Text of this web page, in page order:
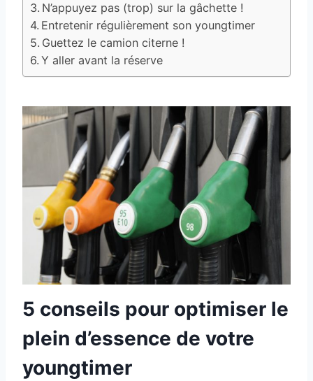
N’appuyez pas (trop) sur la gâchette !
Entretenir régulièrement son youngtimer
Guettez le camion citerne !
Y aller avant la réserve
5 conseils pour optimiser le
plein d’essence de votre
youngtimer